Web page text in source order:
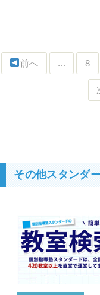
前へ ... 8
その他スタンダ